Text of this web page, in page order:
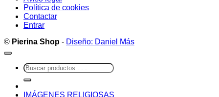
Política de cookies
Contactar
Entrar
© Pierina Shop - Diseño: Daniel Más
Buscar
por:
IMÁGENES RELIGIOSAS